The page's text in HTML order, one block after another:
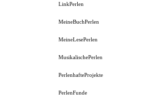
LinkPerlen
MeineBuchPerlen
MeineLesePerlen
MusikalischePerlen
PerlenhafteProjekte
PerlenFunde